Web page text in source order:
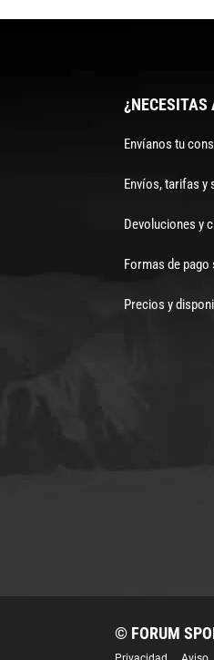
¿NECESITAS
Envíanos tu
Envíos, tarifas y
Devoluciones y
Formas de pago
Precios y
© FORUM